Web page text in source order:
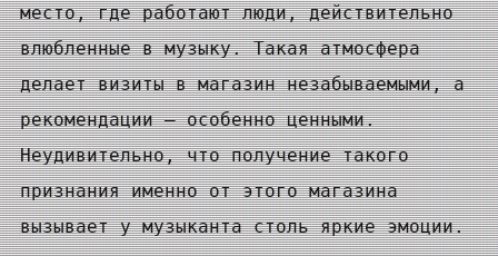
место, где работают люди, действительно
влюбленные в музыку. Такая атмосфера
делает визиты в магазин незабываемыми, а
рекомендации — особенно ценными.
Неудивительно, что получение такого
признания именно от этого магазина
вызывает у музыканта столь яркие эмоции.